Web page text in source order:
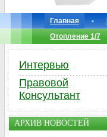
Главная
Отопление 1/7
Интервью
Правовой
Консультант
АРХИВ НОВОСТЕЙ